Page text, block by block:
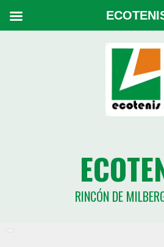
RINCÓN DE